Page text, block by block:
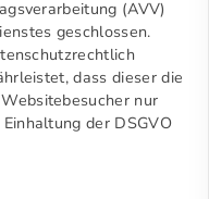
(AVV)
geschlossen.
dass dieser die
nur
der DSGVO